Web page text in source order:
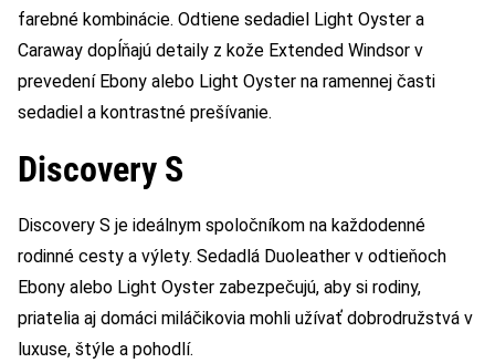
farebné kombinácie. Odtiene sedadiel Light Oyster a
Caraway dopĺňajú detaily z kože Extended Windsor v
prevedení Ebony alebo Light Oyster na ramennej časti
sedadiel a kontrastné prešívanie.
Discovery S
Discovery S je ideálnym spoločníkom na každodenné
rodinné cesty a výlety. Sedadlá Duoleather v odtieňoch
Ebony alebo Light Oyster zabezpečujú, aby si rodiny,
priatelia aj domáci miláčikovia mohli užívať dobrodružstvá v
luxuse, štýle a pohodlí.